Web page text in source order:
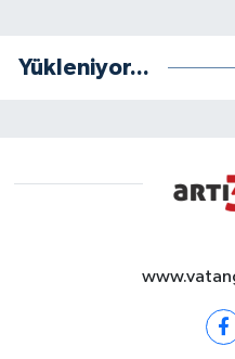
Yükleniyor...